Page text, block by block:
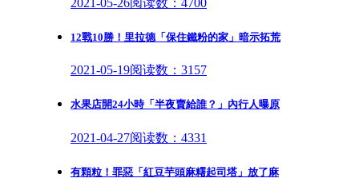
12戰10勝！里拉德「保住鐵粉的家」暗示拓荒
2021-05-19阅读数：3157
水果店開24小時「半夜賣給誰？」內行人曝原
2021-04-27阅读数：4331
有顆粒！罪惡「紅豆芋頭麻糬起司塔」放了麻